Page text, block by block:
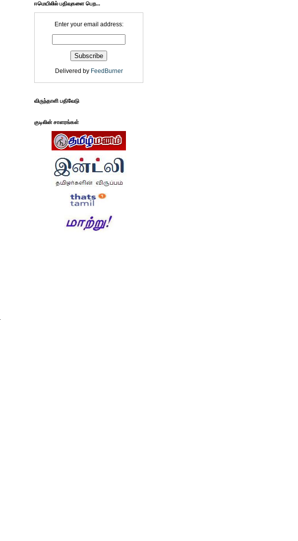
ஈமெயிலில் பதிவுகளை பெற...
Enter your email address:
Delivered by FeedBurner
விருந்தாளி பதிவேடு
குடிலின் சாளரங்கள்